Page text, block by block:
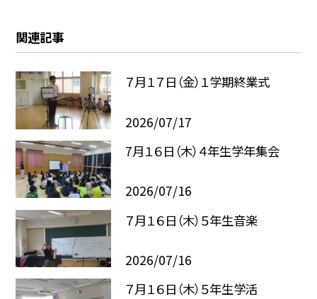
関連記事
７月１７日（金）１学期終業式
2026/07/17
7月１６日（木）４年生学年集会
2026/07/16
７月１６日（木）５年生音楽
2026/07/16
７月１６日（木）５年生学活